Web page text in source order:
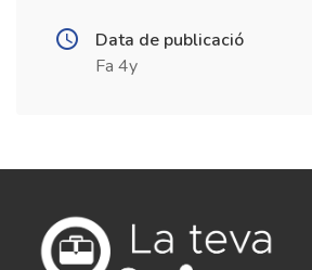
Data de publicació
Fa 4y